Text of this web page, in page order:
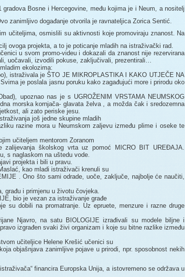
gradova Bosne i Hercegovine, među kojima je i Neum, a nositelj
zanimljivo događanje otvorila je ravnateljica Zorica Sentić.
učiteljima, osmislili su aktivnosti koje promoviraju znanost. Na
ovoga projekta, a to je poticanje mladih na istraživački rad.
u svom promo-videu i dokazali da znanost nije rezervirana
uočavali, izvodili pokuse, zaključivali, prezentirali…
ekolozima:
istraživala je ŠTO JE MIKROPLASTIKA I KAKO UTJEČE NA
je poslala jasnu poruku kako zagađujući more i prirodu oko
upoznao nas je s UGROŽENIM VRSTAMA NEUMSKOG
morska kornjača- glavata želva , a možda čak i sredozemna
ali zato periske jesu.
još jedne skupine mladih
razine mora u Neumskom zaljevu između plime i oseke te
učiteljem mentorom Zoranom
zalijevanja školskog vrta uz pomoć MICRO BIT UREĐAJA.
s naglaskom na uštedu vode.
projekta i bili u pravu.
kao mladi istraživači krenuli su
. Ono što sami odrade, uoče, zaključe, najbolje će naučiti,
građu i primjenu u životu čovjeka.
bio je vezan za istraživanje građe
su dobili na promatranje. Uz epruete, menzure i razne druge
Njavro, na satu BIOLOGIJE izrađivali su modele biljne i
izgrađen svaki živi organizam i koje su bitne razlike između
učiteljice Helene Krešić učenici su
objašnjava zanimljive pojave u prirodi, npr. sposobnost nekih
financira Europska Unija, a istovremeno se održava u